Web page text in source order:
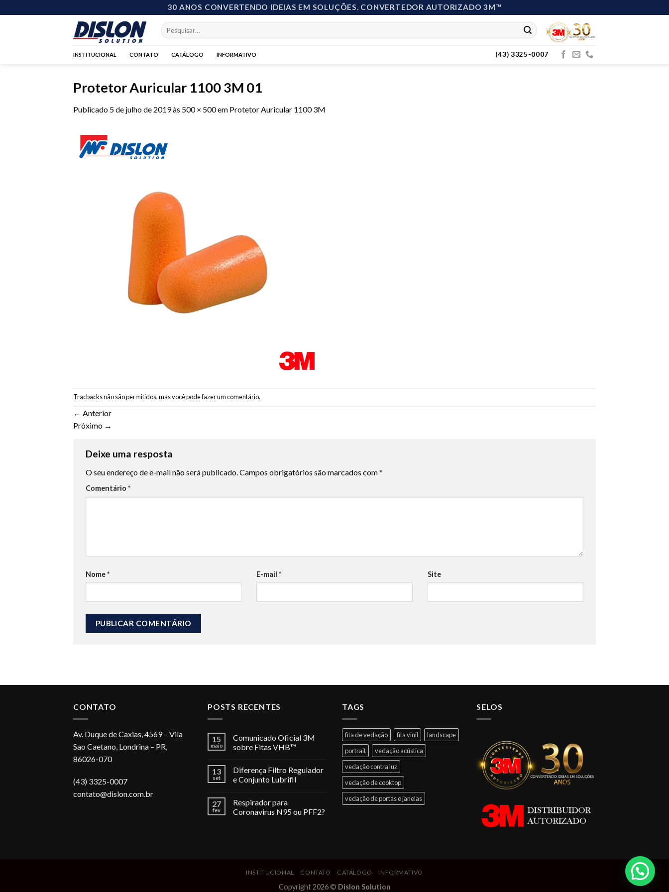
to
30 ANOS CONVERTENDO IDEIAS EM SOLUÇÕES. CONVERTEDOR AUTORIZADO 3M™
Pesquisar
por:
INSTITUCIONAL CONTATO CATÁLOGO INFORMATIVO (43) 3325-0007
Protetor Auricular 1100 3M 01
Publicado 5 de julho de 2019às 500 × 500em Protetor Auricular 1100 3M
Tracbacks não são permitidos, mas você podefazer um comentário.
← Anterior
Próximo →
Deixe uma resposta
O seu endereço de e-mail não será publicado.Campos obrigatórios são marcados com*
Comentário *
Nome* E-mail* Site
CONTATO
Av. Duque de Caxias, 4569 – Vila
Sao Caetano, Londrina – PR,
86026-070
(43) 3325-0007
contato@dislon.com.br
POSTS RECENTES
15
maio
Comunicado Oficial 3M
sobre Fitas VHB™
13
set
Diferença Filtro Regulador
e Conjunto Lubrifil
27
fev
Respirador para
Coronavirus N95 ou PFF2?
TAGS
fita de vedação fita vinil
landscape
portrait
vedação acústica
vedação contra luz
vedação de cooktop
vedação de portas e janelas
SELOS
INSTITUCIONAL CONTATO CATÁLOGO INFORMATIVO
Copyright 2026 © Dislon Solution